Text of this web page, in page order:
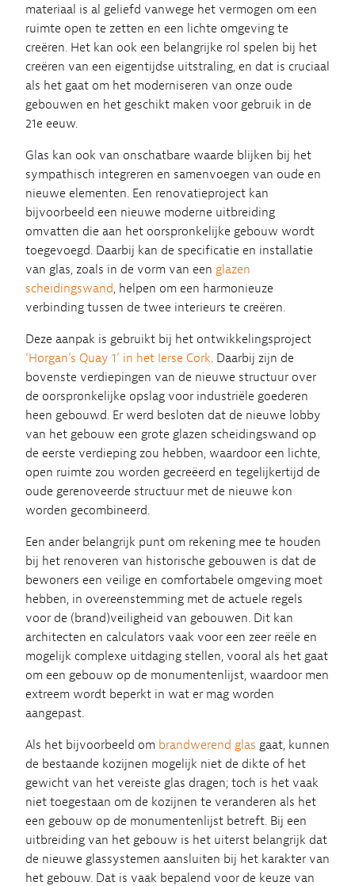
materiaal is al geliefd vanwege het vermogen om een
ruimte open te zetten en een lichte omgeving te
creëren. Het kan ook een belangrijke rol spelen bij het
creëren van een eigentijdse uitstraling, en dat is cruciaal
als het gaat om het moderniseren van onze oude
gebouwen en het geschikt maken voor gebruik in de
21e eeuw.
Glas kan ook van onschatbare waarde blijken bij het
sympathisch integreren en samenvoegen van oude en
nieuwe elementen. Een renovatieproject kan
bijvoorbeeld een nieuwe moderne uitbreiding
omvatten die aan het oorspronkelijke gebouw wordt
toegevoegd. Daarbij kan de specificatie en installatie
van glas, zoals in de vorm van een glazen
scheidingswand, helpen om een harmonieuze
verbinding tussen de twee interieurs te creëren.
Deze aanpak is gebruikt bij het ontwikkelingsproject
‘Horgan’s Quay 1’ in het Ierse Cork. Daarbij zijn de
bovenste verdiepingen van de nieuwe structuur over
de oorspronkelijke opslag voor industriële goederen
heen gebouwd. Er werd besloten dat de nieuwe lobby
van het gebouw een grote glazen scheidingswand op
de eerste verdieping zou hebben, waardoor een lichte,
open ruimte zou worden gecreëerd en tegelijkertijd de
oude gerenoveerde structuur met de nieuwe kon
worden gecombineerd.
Een ander belangrijk punt om rekening mee te houden
bij het renoveren van historische gebouwen is dat de
bewoners een veilige en comfortabele omgeving moet
hebben, in overeenstemming met de actuele regels
voor de (brand)veiligheid van gebouwen. Dit kan
architecten en calculators vaak voor een zeer reële en
mogelijk complexe uitdaging stellen, vooral als het gaat
om een gebouw op de monumentenlijst, waardoor men
extreem wordt beperkt in wat er mag worden
aangepast.
Als het bijvoorbeeld om brandwerend glas gaat, kunnen
de bestaande kozijnen mogelijk niet de dikte of het
gewicht van het vereiste glas dragen; toch is het vaak
niet toegestaan om de kozijnen te veranderen als het
een gebouw op de monumentenlijst betreft. Bij een
uitbreiding van het gebouw is het uiterst belangrijk dat
de nieuwe glassystemen aansluiten bij het karakter van
het gebouw. Dat is vaak bepalend voor de keuze van